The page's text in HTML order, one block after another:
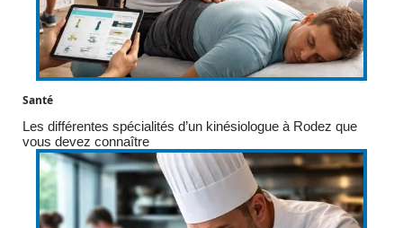
Santé
Les différentes spécialités d’un kinésiologue à Rodez que
vous devez connaître